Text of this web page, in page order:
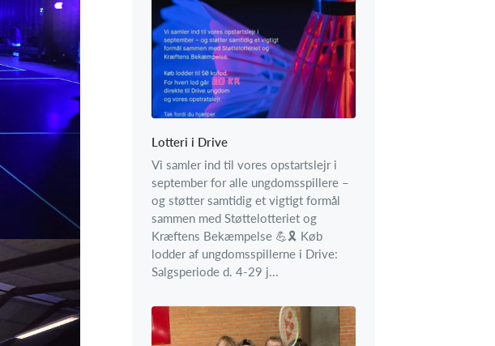
Lotteri i Drive
Vi samler ind til vores opstartslejr i
september for alle ungdomsspillere –
og støtter samtidig et vigtigt formål
sammen med Støttelotteriet og
Kræftens Bekæmpelse 💪🎗️ Køb
lodder af ungdomsspillerne i Drive:
Salgsperiode d. 4-29 j...